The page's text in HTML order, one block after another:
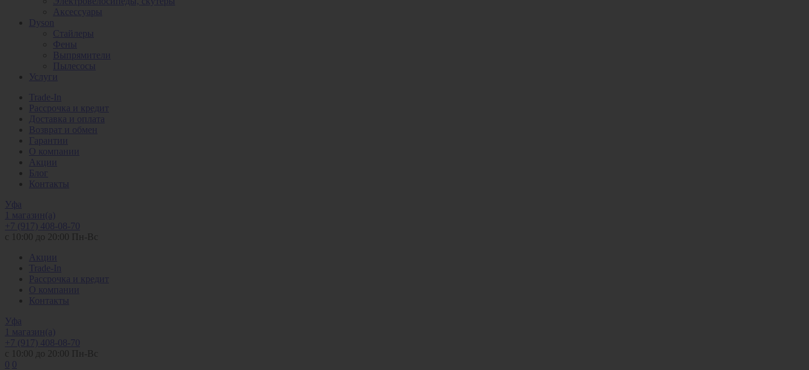
Аксессуары
Dyson
Стайлеры
Фены
Выпрямители
Пылесосы
Услуги
Trade-In
Рассрочка и кредит
Доставка и оплата
Возврат и обмен
Гарантии
О компании
Акции
Блог
Контакты
Уфа
1 магазин(а)
+7 (917) 408-08-70
с 10:00 до 20:00 Пн-Вс
Акции
Trade-In
Рассрочка и кредит
О компании
Контакты
Уфа
1 магазин(а)
+7 (917) 408-08-70
с 10:00 до 20:00 Пн-Вс
0 0